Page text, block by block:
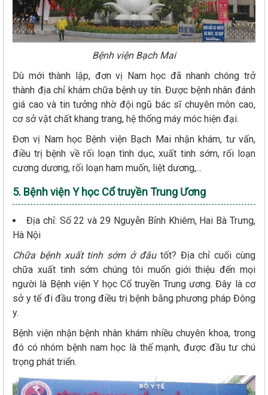
Bệnh viện Bạch Mai
Dù mới thành lập, đơn vị Nam học đã nhanh chóng trở
thành địa chỉ khám chữa bệnh uy tín. Được bệnh nhân đánh
giá cao và tin tưởng nhờ đội ngũ bác sĩ chuyên môn cao,
cơ sở vật chất khang trang, hệ thống máy móc hiện đại.
Đơn vị Nam học Bệnh viện Bạch Mai nhận khám, tư vấn,
điều trị bệnh về rối loạn tình dục, xuất tinh sớm, rối loạn
cương dương, rối loạn ham muốn, liệt dương,...
5. Bệnh viện Y học Cổ truyền Trung Ương
Địa chỉ: Số 22 và 29 Nguyễn Bỉnh Khiêm, Hai Bà Trưng,
Hà Nội
Chữa bệnh xuất tinh sớm ở đâutốt? Địa chỉ cuối cùng
chữa xuất tinh sớm chúng tôi muốn giới thiệu đến mọi
người là Bệnh viện Y học Cổ truyền Trung ương. Đây là cơ
sở y tế đi đầu trong điều trị bệnh bằng phương pháp Đông
y.
Bệnh viện nhận bệnh nhân khám nhiều chuyên khoa, trong
đó có nhóm bệnh nam học là thế mạnh, được đầu tư chú
trọng phát triển.